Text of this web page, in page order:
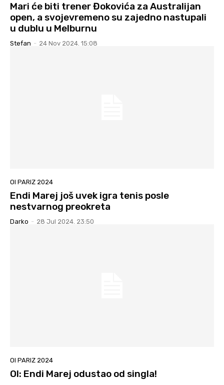
Mari će biti trener Đokovića za Australijan
open, a svojevremeno su zajedno nastupali
u dublu u Melburnu
Stefan - 24 Nov 2024. 15:08
OI PARIZ 2024
Endi Marej još uvek igra tenis posle
nestvarnog preokreta
Darko - 28 Jul 2024. 23:50
OI PARIZ 2024
OI: Endi Marej odustao od singla!